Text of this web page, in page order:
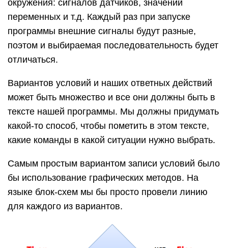
окружения: сигналов датчиков, значений
переменных и т.д. Каждый раз при запуске
программы внешние сигналы будут разные,
поэтом и выбираемая последовательность будет
отличаться.
Вариантов условий и наших ответных действий
может быть множество и все они должны быть в
тексте нашей программы. Мы должны придумать
какой-то способ, чтобы пометить в этом тексте,
какие команды в какой ситуации нужно выбрать.
Самым простым вариантом записи условий было
бы использование графических методов. На
языке блок-схем мы бы просто провели линию
для каждого из вариантов.